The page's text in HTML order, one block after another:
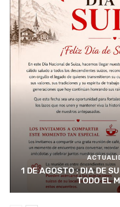
1 DE AGOSTO : DIA DE
TODO EL